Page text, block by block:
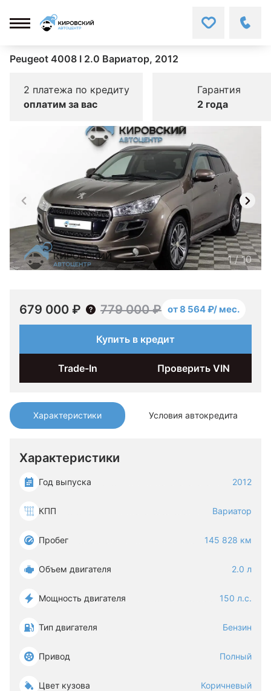
Peugeot 4008 I 2.0 Вариатор, 2012
2 платежа по кредиту
оплатим за вас
Гарантия
2 года
Характеристики Условия автокредита
Характеристики
Год выпуска 2012
КПП Вариатор
Пробег 145 828 км
Объем двигателя 2.0 л
Мощность двигателя 150 л.с.
Тип двигателя Бензин
Привод Полный
Цвет кузова Коричневый
1/10
679 000 ₽ 779 000 ₽ от 8 564 ₽/ мес.
Купить в кредит
Trade-In Проверить VIN